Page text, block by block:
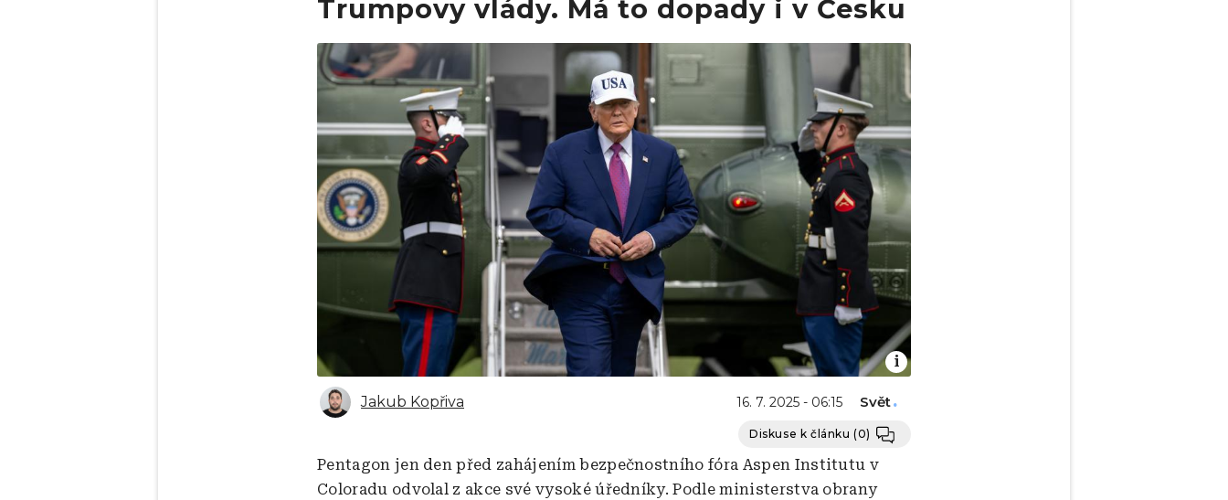
Trumpovy vlády. Má to dopady i v Česku
Obrázek
Jakub Kopřiva 16. 7. 2025 - 06:15 Svět
Diskuse k článku(0)
Pentagon jen den před zahájením bezpečnostního fóra Aspen Institutu v
Coloradu odvolal z akce své vysoké úředníky. Podle ministerstva obrany